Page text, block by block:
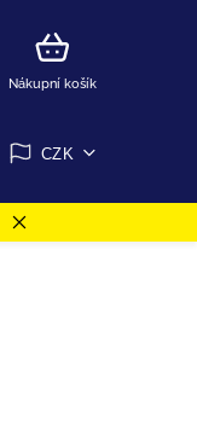
Nákupní košík
CZK